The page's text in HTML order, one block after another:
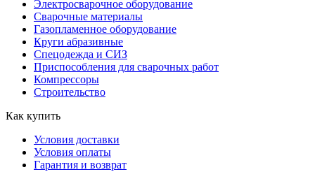
Электросварочное оборудование
Сварочные материалы
Газопламенное оборудование
Круги абразивные
Спецодежда и СИЗ
Приспособления для сварочных работ
Компрессоры
Строительство
Как купить
Условия доставки
Условия оплаты
Гарантия и возврат